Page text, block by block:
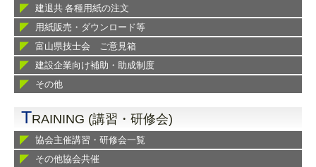
建退共 各種用紙の注文
用紙販売・ダウンロード等
富山県技士会 ご意見箱
建設企業向け補助・助成制度
その他
TRAINING (講習・研修会)
協会主催講習・研修会一覧
その他協会共催